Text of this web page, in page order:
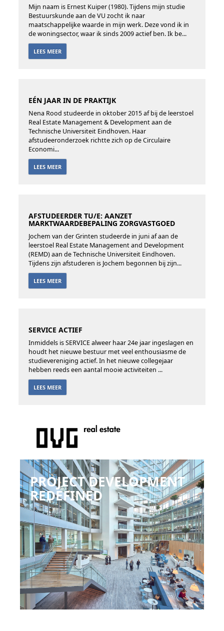
Mijn naam is Ernest Kuiper (1980). Tijdens mijn studie
Bestuurskunde aan de VU zocht ik naar
maatschappelijke waarde in mijn werk. Deze vond ik in
de woningsector, waar ik sinds 2009 actief ben. Ik be...
LEES MEER
EÉN JAAR IN DE PRAKTIJK
Nena Rood studeerde in oktober 2015 af bij de leerstoel
Real Estate Management & Development aan de
Technische Universiteit Eindhoven. Haar
afstudeeronderzoek richtte zich op de Circulaire
Economi...
LEES MEER
AFSTUDEERDER TU/E: AANZET
MARKTWAARDEBEPALING ZORGVASTGOED
Jochem van der Grinten studeerde in juni af aan de
leerstoel Real Estate Management and Development
(REMD) aan de Technische Universiteit Eindhoven.
Tijdens zijn afstuderen is Jochem begonnen bij zijn...
LEES MEER
SERVICE ACTIEF
Inmiddels is SERVICE alweer haar 24e jaar ingeslagen en
houdt het nieuwe bestuur met veel enthousiasme de
studievereniging actief. In het nieuwe collegejaar
hebben reeds een aantal mooie activiteiten ...
LEES MEER
PROJECT DEVELOPMENT
REDEFINED